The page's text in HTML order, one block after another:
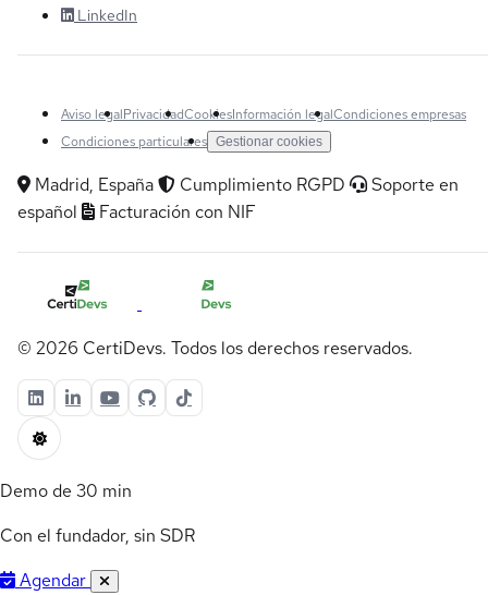
LinkedIn
Aviso legalPrivacidadCookiesInformación legalCondiciones empresas
Condiciones particulares Gestionar cookies
Madrid, España Cumplimiento RGPD
Soporte en
español
Facturación con NIF
© 2026 CertiDevs. Todos los derechos reservados.
Demo de 30 min
Con el fundador, sin SDR
Agendar